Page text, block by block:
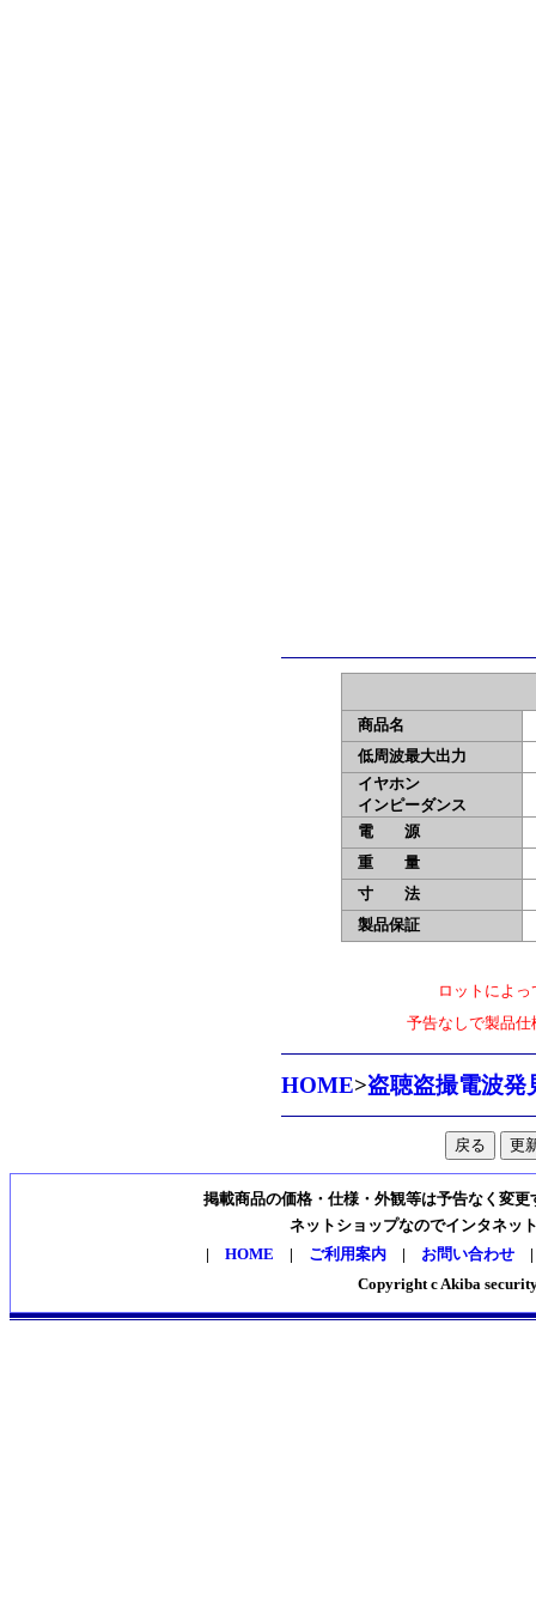
商品名
低周波最大出力
イヤホン
インピーダンス
電 源
重 量
寸 法
製品保証
ロットによ
予告なしで製品
HOME>盗聴盗撮電波発
掲載商品の価格・仕様・外観等は予告なく変
ネットショップなのでインタネッ
| HOME | ご利用案内 | お問い合わせ
Copyright c Akiba